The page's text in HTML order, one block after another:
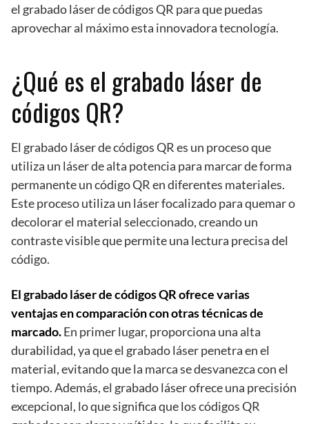
el grabado láser de códigos QR para que puedas
aprovechar al máximo esta innovadora tecnología.
¿Qué es el grabado láser de
códigos QR?
El grabado láser de códigos QR es un proceso que
utiliza un láser de alta potencia para marcar de forma
permanente un código QR en diferentes materiales.
Este proceso utiliza un láser focalizado para quemar o
decolorar el material seleccionado, creando un
contraste visible que permite una lectura precisa del
código.
El grabado láser de códigos QR ofrece varias
ventajas en comparación con otras técnicas de
marcado.En primer lugar, proporciona una alta
durabilidad, ya que el grabado láser penetra en el
material, evitando que la marca se desvanezca con el
tiempo. Además, el grabado láser ofrece una precisión
excepcional, lo que significa que los códigos QR